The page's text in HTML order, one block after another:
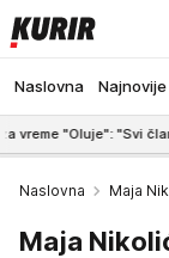
Naslovna Najnovije
"Svi članovi moje
Naslovna Maja
Maja